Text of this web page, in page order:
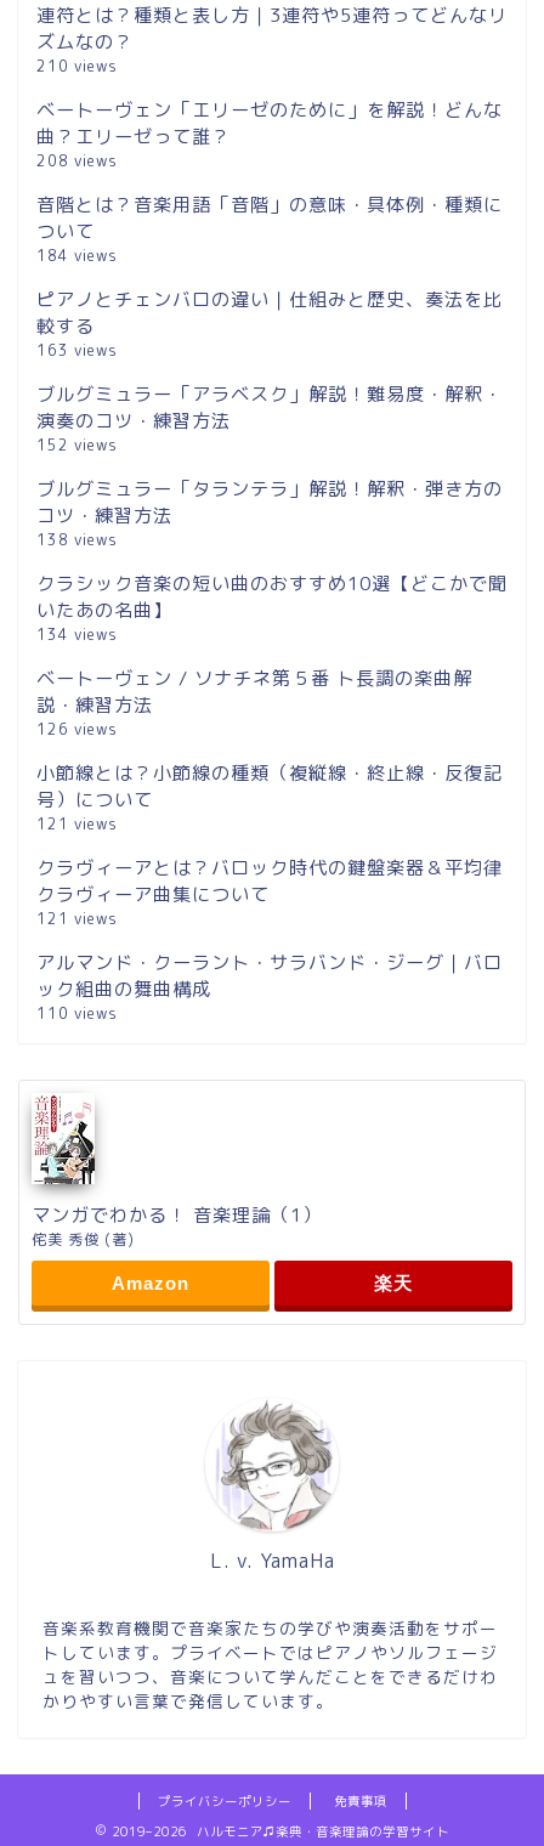
連符とは？種類と表し方｜3連符や5連符ってどんなリ
ズムなの？
210 views
ベートーヴェン「エリーゼのために」を解説！どんな
曲？エリーゼって誰？
208 views
音階とは？音楽用語「音階」の意味・具体例・種類に
ついて
184 views
ピアノとチェンバロの違い｜仕組みと歴史、奏法を比
較する
163 views
ブルグミュラー「アラベスク」解説！難易度・解釈・
演奏のコツ・練習方法
152 views
ブルグミュラー「タランテラ」解説！解釈・弾き方の
コツ・練習方法
138 views
クラシック音楽の短い曲のおすすめ10選【どこかで聞
いたあの名曲】
134 views
ベートーヴェン / ソナチネ第５番 ト長調の楽曲解
説・練習方法
126 views
小節線とは？小節線の種類（複縦線・終止線・反復記
号）について
121 views
クラヴィーアとは？バロック時代の鍵盤楽器＆平均律
クラヴィーア曲集について
121 views
アルマンド・クーラント・サラバンド・ジーグ｜バロ
ック組曲の舞曲構成
110 views
マンガでわかる！ 音楽理論（1）
侘美 秀俊 (著)
Amazon 楽天
L. v. YamaHa
音楽系教育機関で音楽家たちの学びや演奏活動をサポー
トしています。プライベートではピアノやソルフェージ
ュを習いつつ、音楽について学んだことをできるだけわ
かりやすい言葉で発信しています。
プライバシーポリシー
免責事項
2019–2026 ハルモニア♫楽典・音楽理論の学習サイト